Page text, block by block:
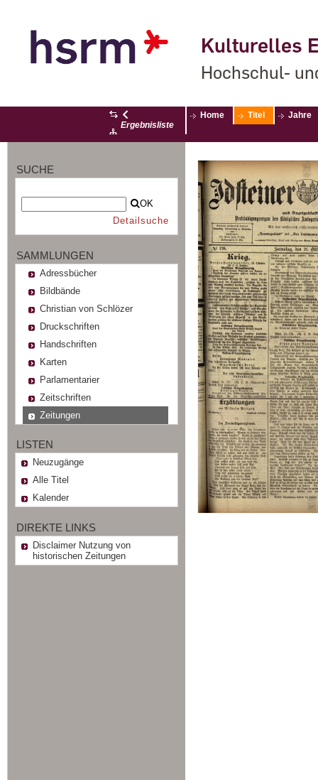
Kulturelles
Hochschul-
Ergebnisliste
Home Titel Jahre
SUCHE
OK
Detailsuche
SAMMLUNGEN
Adressbücher
Bildbände
Christian von Schlözer
Druckschriften
Handschriften
Karten
Parlamentarier
Zeitschriften
Zeitungen
LISTEN
Neuzugänge
Alle Titel
Kalender
DIREKTE LINKS
Disclaimer Nutzung von
historischen Zeitungen